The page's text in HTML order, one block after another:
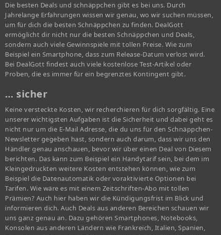
Die besten Deals und schnäppchen gibt es bei uns. Durch
Jahrelange Erfahrungen wissen wir genau, wo wir suchen müssen,
um für dich die besten Schnäppchen zu finden. DealGott
ermöglicht dir nicht nur die besten Schnäppchen und Deals,
sondern auch viele Gewinnspiele mit tollen Preise. Wie zum
Beispiel ein Smartphone, dass zum Release-Datum verlost wird.
Bei DealGott findest auch viele kostenlose Test-Artikel oder
Proben, die es immer für ein begrenztes Kontingent gibt.
… sicher
Keine versteckte Kosten, wir recherchieren für dich sorgfältig. Eine
unserer wichtigsten Aufgaben ist die Sicherheit und dabei geht es
nicht nur um die E-Mail Adresse, die du uns für den Schnäppchen-
Newsletter gegeben hast, sondern auch darum, dass wir uns den
Händler genau anschauen, bevor wir über einen Deal von Diesem
berichten. Das kann zum Beispiel ein Handytarif sein, bei dem im
Kleingedruckten weitere Kosten entstehen können, wie zum
Beispiel die Datenautomatik oder voraktivierte Optionen bei
Tarifen. Wie wäre es mit einem Zeitschriften-Abo mit tollen
Prämien? Auch hier haben wir die Kündigungsfrist im Blick und
informieren dich. Auch Deals aus anderen Bereichen schauen wir
uns ganz genau an. Dazu gehören Smartphones, Notebooks,
Konsolen aus anderen Ländern wie Frankreich, Italien, Spanien,